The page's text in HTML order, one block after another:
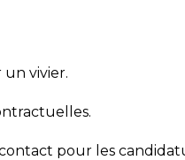
vivier.
pour les